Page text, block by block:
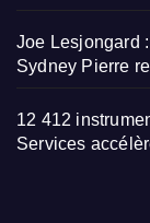
Joe Lesjongard
Sydney Pierre
12 412
Services